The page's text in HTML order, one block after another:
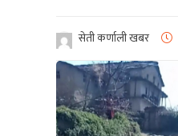
सेती कर्णाली खबर